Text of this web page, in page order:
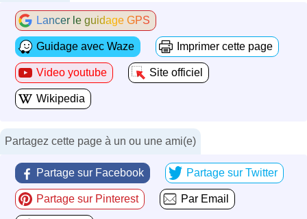
Lancer le guidage GPS
Guidage avec Waze Imprimer cette page
Video youtube Site officiel
Wikipedia
Partagez cette page à un ou une ami(e)
Partage sur Facebook Partage sur Twitter
Partage sur Pinterest Par Email